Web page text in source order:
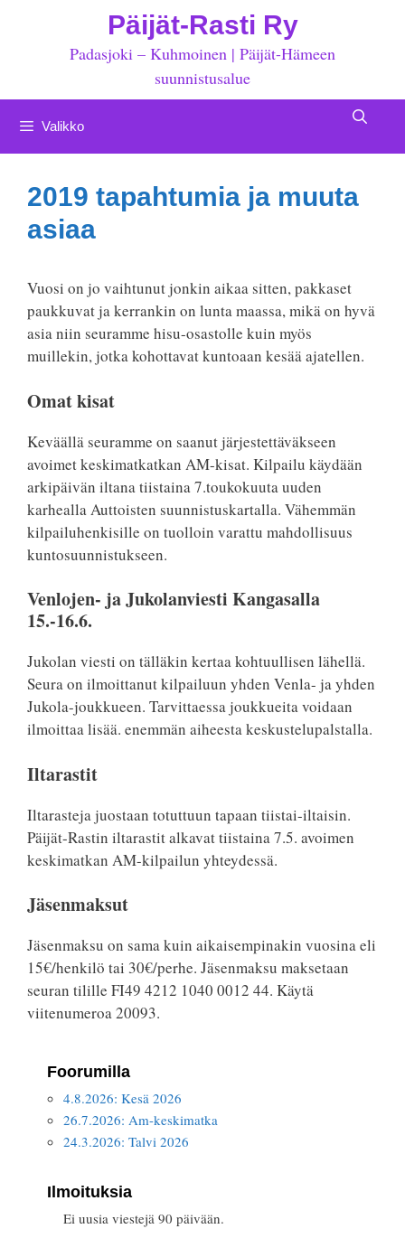
Päijät-Rasti Ry
Padasjoki – Kuhmoinen | Päijät-Hämeen
suunnistusalue
Valikko
2019 tapahtumia ja muuta
asiaa
Vuosi on jo vaihtunut jonkin aikaa sitten, pakkaset
paukkuvat ja kerrankin on lunta maassa, mikä on hyvä
asia niin seuramme hisu-osastolle kuin myös
muillekin, jotka kohottavat kuntoaan kesää ajatellen.
Omat kisat
Keväällä seuramme on saanut järjestettäväkseen
avoimet keskimatkatkan AM-kisat. Kilpailu käydään
arkipäivän iltana tiistaina 7.toukokuuta uuden
karhealla Auttoisten suunnistuskartalla. Vähemmän
kilpailuhenkisille on tuolloin varattu mahdollisuus
kuntosuunnistukseen.
Venlojen- ja Jukolanviesti Kangasalla
15.-16.6.
Jukolan viesti on tälläkin kertaa kohtuullisen lähellä.
Seura on ilmoittanut kilpailuun yhden Venla- ja yhden
Jukola-joukkueen. Tarvittaessa joukkueita voidaan
ilmoittaa lisää. enemmän aiheesta keskustelupalstalla.
Iltarastit
Iltarasteja juostaan totuttuun tapaan tiistai-iltaisin.
Päijät-Rastin iltarastit alkavat tiistaina 7.5. avoimen
keskimatkan AM-kilpailun yhteydessä.
Jäsenmaksut
Jäsenmaksu on sama kuin aikaisempinakin vuosina eli
15€/henkilö tai 30€/perhe. Jäsenmaksu maksetaan
seuran tilille FI49 4212 1040 0012 44. Käytä
viitenumeroa 20093.
Foorumilla
4.8.2026: Kesä 2026
26.7.2026: Am-keskimatka
24.3.2026: Talvi 2026
Ilmoituksia
Ei uusia viestejä 90 päivään.